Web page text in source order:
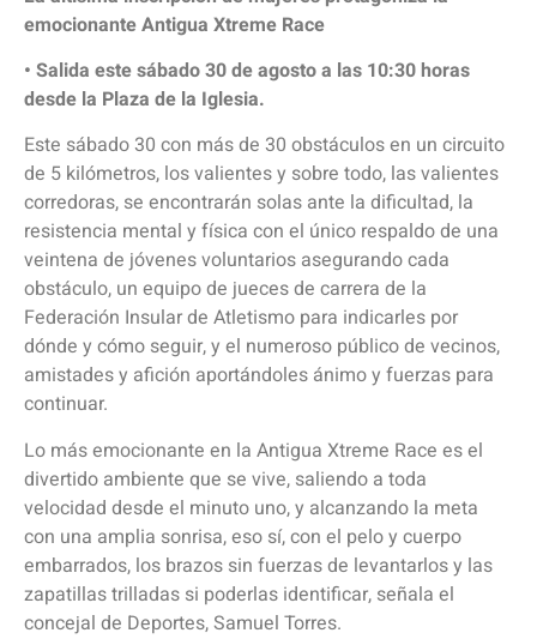
emocionante Antigua Xtreme Race
• Salida este sábado 30 de agosto a las 10:30 horas
desde la Plaza de la Iglesia.
Este sábado 30 con más de 30 obstáculos en un circuito
de 5 kilómetros, los valientes y sobre todo, las valientes
corredoras, se encontrarán solas ante la dificultad, la
resistencia mental y física con el único respaldo de una
veintena de jóvenes voluntarios asegurando cada
obstáculo, un equipo de jueces de carrera de la
Federación Insular de Atletismo para indicarles por
dónde y cómo seguir, y el numeroso público de vecinos,
amistades y afición aportándoles ánimo y fuerzas para
continuar.
Lo más emocionante en la Antigua Xtreme Race es el
divertido ambiente que se vive, saliendo a toda
velocidad desde el minuto uno, y alcanzando la meta
con una amplia sonrisa, eso sí, con el pelo y cuerpo
embarrados, los brazos sin fuerzas de levantarlos y las
zapatillas trilladas si poderlas identificar, señala el
concejal de Deportes, Samuel Torres.